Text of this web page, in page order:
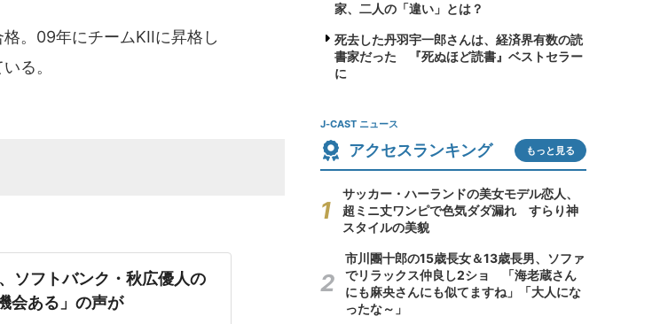
。09年にチームKIIに昇格し
る。
ソフトバンク・秋広優人の
会ある」の声が
家、二人の「違い」とは？
死去した丹羽宇一郎さんは、経済界有数の読
書家だった 『死ぬほど読書』ベストセラー
に
J-CAST ニュース
アクセスランキング もっと見る
サッカー・ハーランドの美女モデル恋人、
超ミニ丈ワンピで色気ダダ漏れ すらり神
スタイルの美貌
市川團十郎の15歳長女＆13歳長男、ソファ
でリラックス仲良し2ショ 「海老蔵さん
にも麻央さんにも似てますね」「大人にな
ったな～」